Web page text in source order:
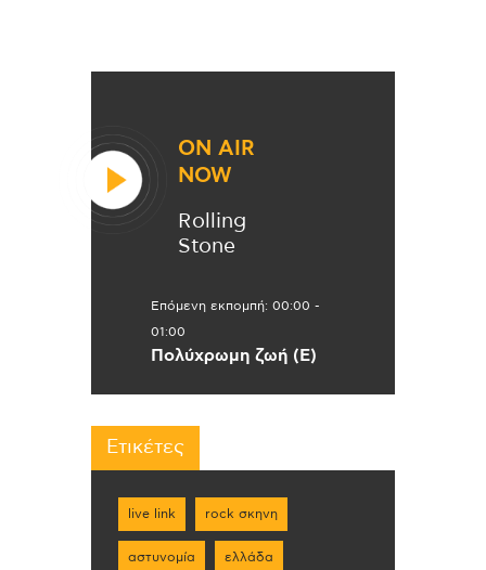
ON AIR
NOW
Rolling
Stone
Επόμενη εκπομπή: 00:00 -
01:00
Πολύχρωμη ζωή (Ε)
Ετικέτες
live link rock σκηνη
αστυνομία ελλάδα